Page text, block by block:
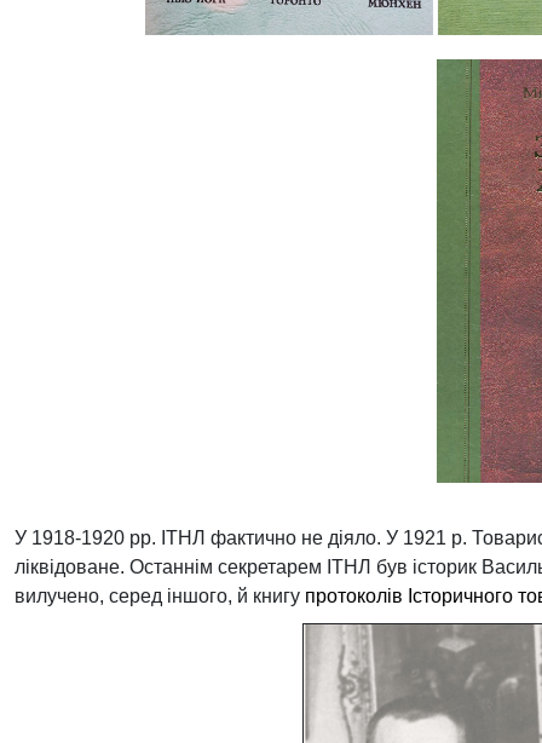
У 1918-1920 рр. ІТНЛ фактично не діяло. У 1921 р.
ліквідоване. Останнім секретарем ІТНЛ був історик
вилучено, серед іншого, й книгу протоколів Історичного